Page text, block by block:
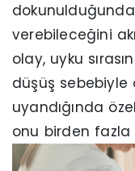
verebileceğini
olay, uyku
düşüş sebebiyle
uyandığında
onu birden